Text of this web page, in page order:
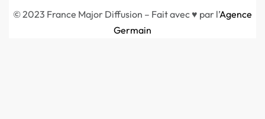
© 2023 France Major Diffusion – Fait avec ♥ par l’Agence
Germain